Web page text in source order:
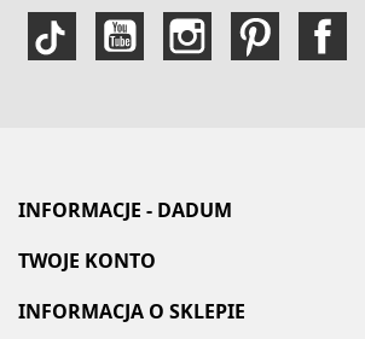
INFORMACJE - DADUM
TWOJE KONTO
INFORMACJA O SKLEPIE